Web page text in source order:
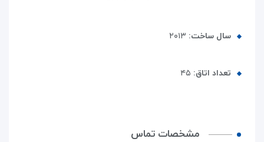
سال ساخت: ۲۰۱۳
تعداد اتاق: ۴۵
مشخصات تماس